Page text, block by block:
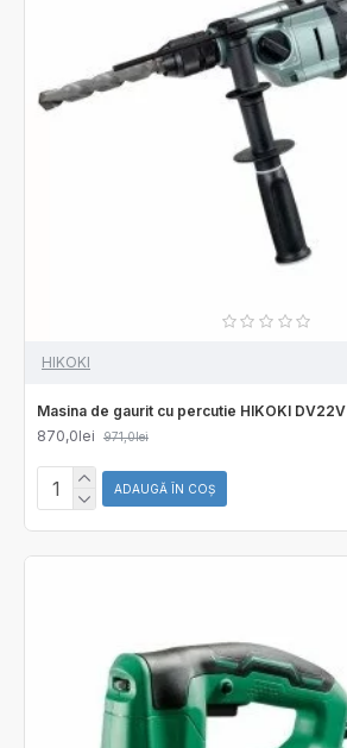
HIKOKI
Masina de gaurit cu percutie HIKOKI DV22V
870,0lei
971,0lei
ADAUGĂ ÎN COŞ